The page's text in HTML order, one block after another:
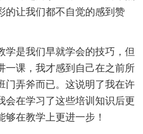
的让我们都不自觉的感到赞
学是我们早就学会的技巧，但
一课，我才感到自己在之前所
门弄斧而已。这说明了我在许
会在学习了这些培训知识后更
在教学上更进一步！